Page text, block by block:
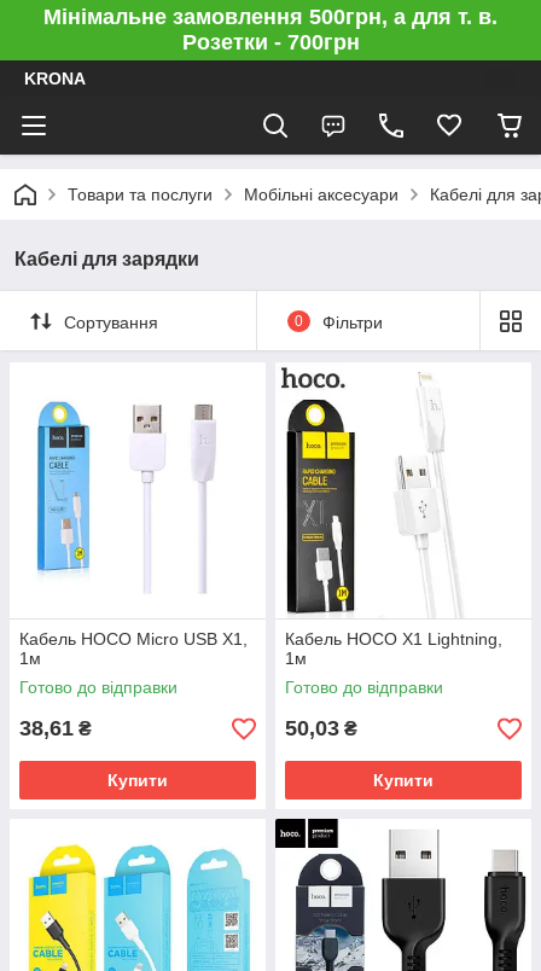
Мінімальне замовлення 500грн, а для т. в.
Розетки - 700грн
KRONA
Товари та послуги Мобільні аксесуари Кабелі для
Кабелі для зарядки
Сортування 0 Фільтри
Кабель HOCO Micro USB X1,
1м
Готово до відправки
38,61 ₴
Купити
Кабель HOCO X1 Lightning,
1м
Готово до відправки
50,03 ₴
Купити